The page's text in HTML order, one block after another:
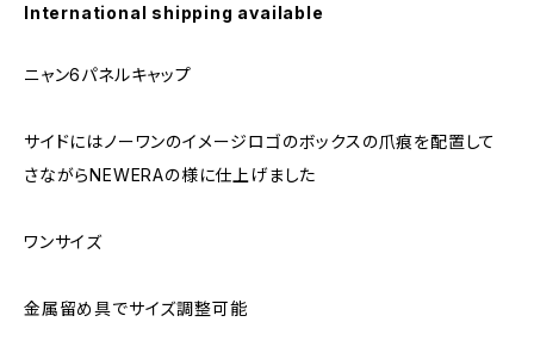
International shipping available
ニャン6パネルキャップ
サイドにはノーワンのイメージロゴのボックスの爪痕を配置して
さながらNEWERAの様に仕上げました
ワンサイズ
金属留め具でサイズ調整可能